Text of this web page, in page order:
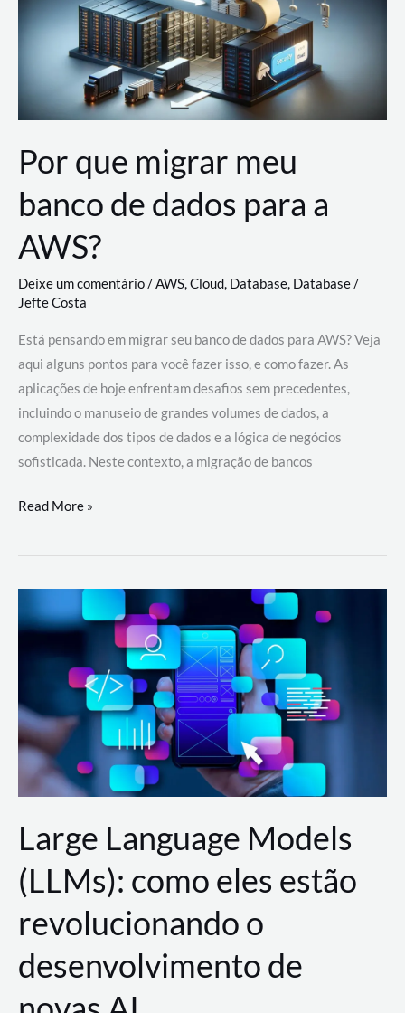
Por que migrar meu
banco de dados para a
AWS?
Deixe um comentário/AWS,Cloud, Database, Database/
Jefte Costa
Está pensando em migrar seu banco de dados para AWS? Veja
aqui alguns pontos para você fazer isso, e como fazer. As
aplicações de hoje enfrentam desafios sem precedentes,
incluindo o manuseio de grandes volumes de dados, a
complexidade dos tipos de dados e a lógica de negócios
sofisticada. Neste contexto, a migração de bancos
Por
migrar
de
a
AWS?
Read More »
Large Language Models
(LLMs): como eles estão
revolucionando o
desenvolvimento de